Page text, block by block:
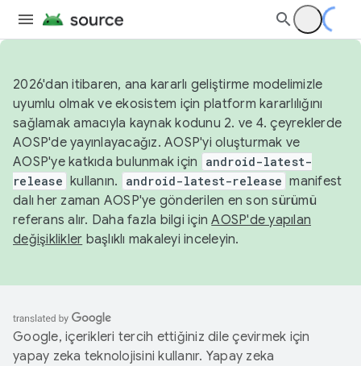
2026'dan itibaren, ana kararlı geliştirme modelimizle
uyumlu olmak ve ekosistem için platform kararlılığını
sağlamak amacıyla kaynak kodunu 2. ve 4. çeyreklerde
AOSP'de yayınlayacağız. AOSP'yi oluşturmak ve
AOSP'ye katkıda bulunmak için
android-latest-
release kullanın. android-latest-release manifest
dalı her zaman AOSP'ye gönderilen en son sürümü
referans alır. Daha fazla bilgi içinAOSP'de yapılan
değişiklikler başlıklı makaleyi inceleyin.
Google, içerikleri tercih ettiğiniz dile çevirmek için
yapay zeka teknolojisini kullanır. Yapay zeka